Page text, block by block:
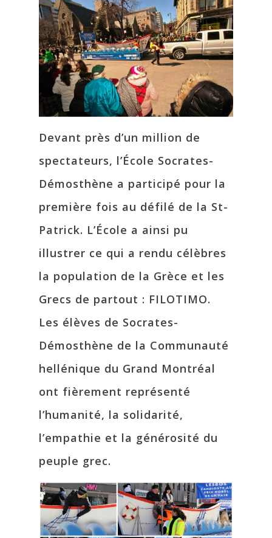
Devant près d’un million de
spectateurs, l’École Socrates-
Démosthène a participé pour la
première fois au défilé de la St-
Patrick. L’École a ainsi pu
illustrer ce qui a rendu célèbres
la population de la Grèce et les
Grecs de partout : FILOTIMO.
Les élèves de Socrates-
Démosthène de la Communauté
hellénique du Grand Montréal
ont fièrement représenté
l’humanité, la solidarité,
l’empathie et la générosité du
peuple grec.